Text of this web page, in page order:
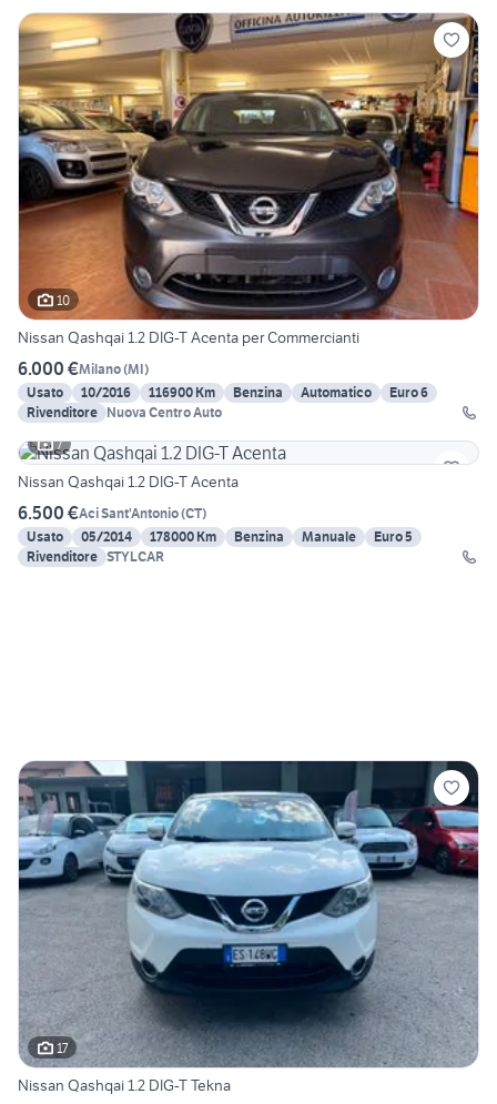
10
Nissan Qashqai 1.2 DIG-T Acenta per Commercianti
6.000 €Milano(MI)
Usato
10/2016 116900 Km Benzina Automatico
Euro 6
Rivenditore Nuova Centro Auto
7
Nissan Qashqai 1.2 DIG-T Acenta
6.500 €Aci Sant'Antonio(CT)
Usato
05/2014 178000 Km Benzina Manuale
Euro 5
Rivenditore STYLCAR
17
Nissan Qashqai 1.2 DIG-T Tekna